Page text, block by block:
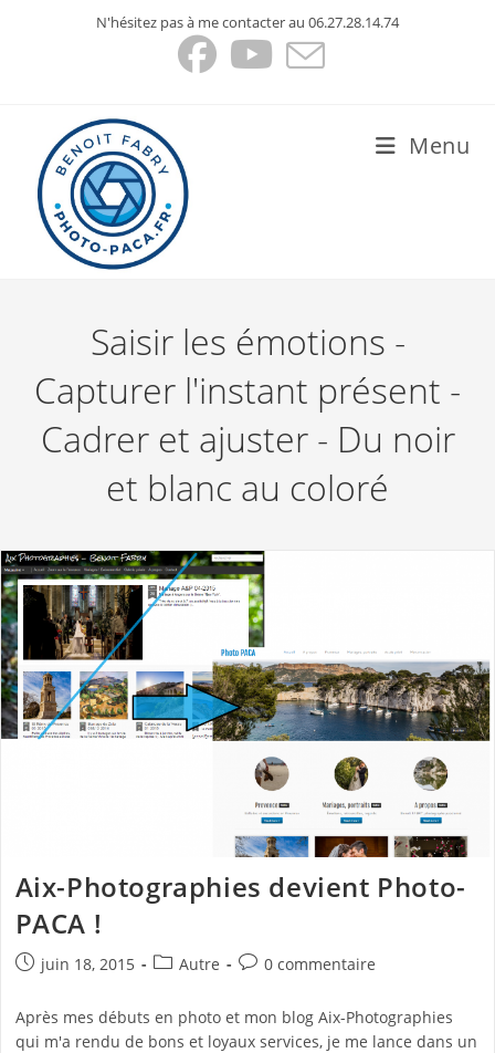
N'hésitez pas à me contacter au 06.27.28.14.74
Menu
Saisir les émotions -
Capturer l'instant présent -
Cadrer et ajuster - Du noir
et blanc au coloré
Aix-Photographies devient Photo-
PACA !
Publication
juin 18, 2015
PostAutre
Commentaires
la
publication :
0 commentaire
Après mes débuts en photo et mon blog Aix-Photographies
qui m'a rendu de bons et loyaux services, je me lance dans un